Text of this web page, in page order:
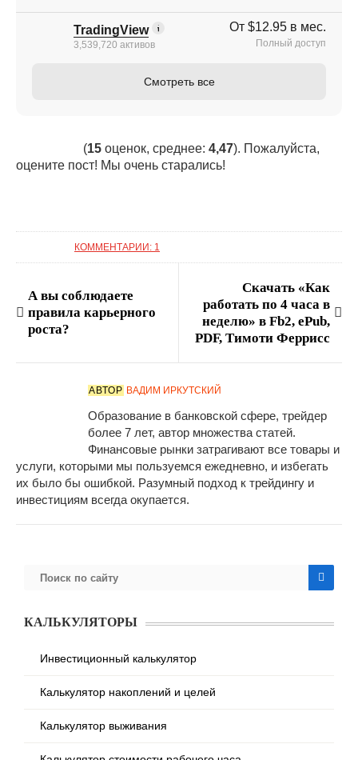
TradingView
3,539,720 активов
От $12.95 в мес.
Полный доступ
Смотреть все
(15 оценок, среднее: 4,47). Пожалуйста,
оцените пост! Мы очень старались!
КОММЕНТАРИИ: 1
А вы соблюдаете
правила карьерного
роста?
Скачать «Как
работать по 4 часа в
неделю» в Fb2, ePub,
PDF, Тимоти Феррисс
АВТОР ВАДИМ ИРКУТСКИЙ
Образование в банковской сфере, трейдер
более 7 лет, автор множества статей.
Финансовые рынки затрагивают все товары и
услуги, которыми мы пользуемся ежедневно, и избегать
их было бы ошибкой. Разумный подход к трейдингу и
инвестициям всегда окупается.
КАЛЬКУЛЯТОРЫ
Инвестиционный калькулятор
Калькулятор накоплений и целей
Калькулятор выживания